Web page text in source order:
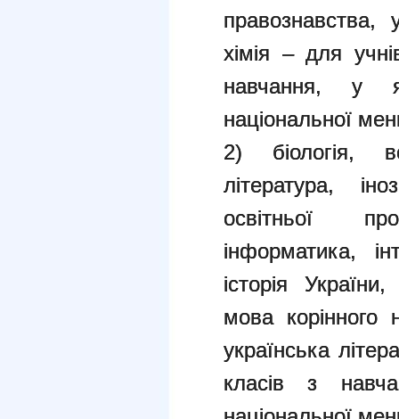
правознавства,
хімія – для
навчання, у
національної
2) біологія,
література,
освітньої
інформатика,
історія
мова корінного
українська
класів з